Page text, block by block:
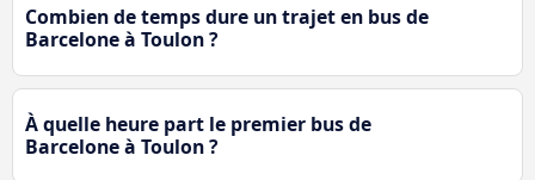
Combien de temps dure un trajet en bus de
Barcelone à Toulon ?
À quelle heure part le premier bus de
Barcelone à Toulon ?